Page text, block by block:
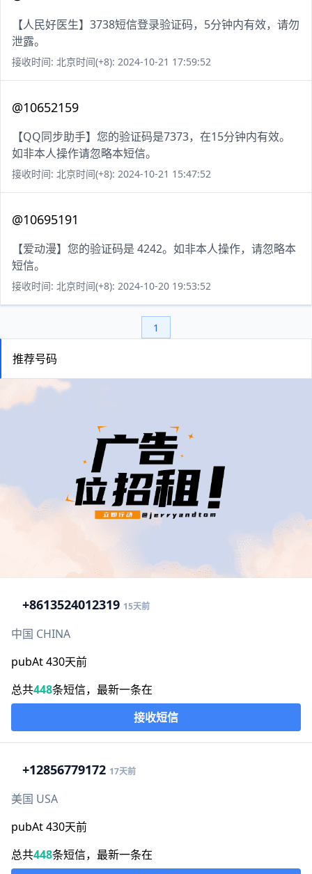
【人民好医生】3738短信登录验证码，5分钟内有效，请勿
泄露。
接收时间: 北京时间(+8): 2024-10-21 17:59:52
@10652159
【QQ同步助手】您的验证码是7373，在15分钟内有效。
如非本人操作请忽略本短信。
接收时间: 北京时间(+8): 2024-10-21 15:47:52
@10695191
【爱动漫】您的验证码是 4242。如非本人操作，请忽略本
短信。
接收时间: 北京时间(+8): 2024-10-20 19:53:52
1
推荐号码
+8613524012319 15天前
中国 CHINA
pubAt 430天前
总共448条短信，最新一条在
接收短信
+12856779172 17天前
美国 USA
pubAt 430天前
总共448条短信，最新一条在